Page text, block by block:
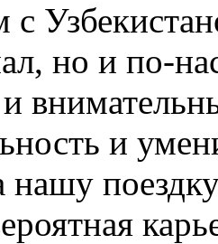
с
но и по-
и
нашу